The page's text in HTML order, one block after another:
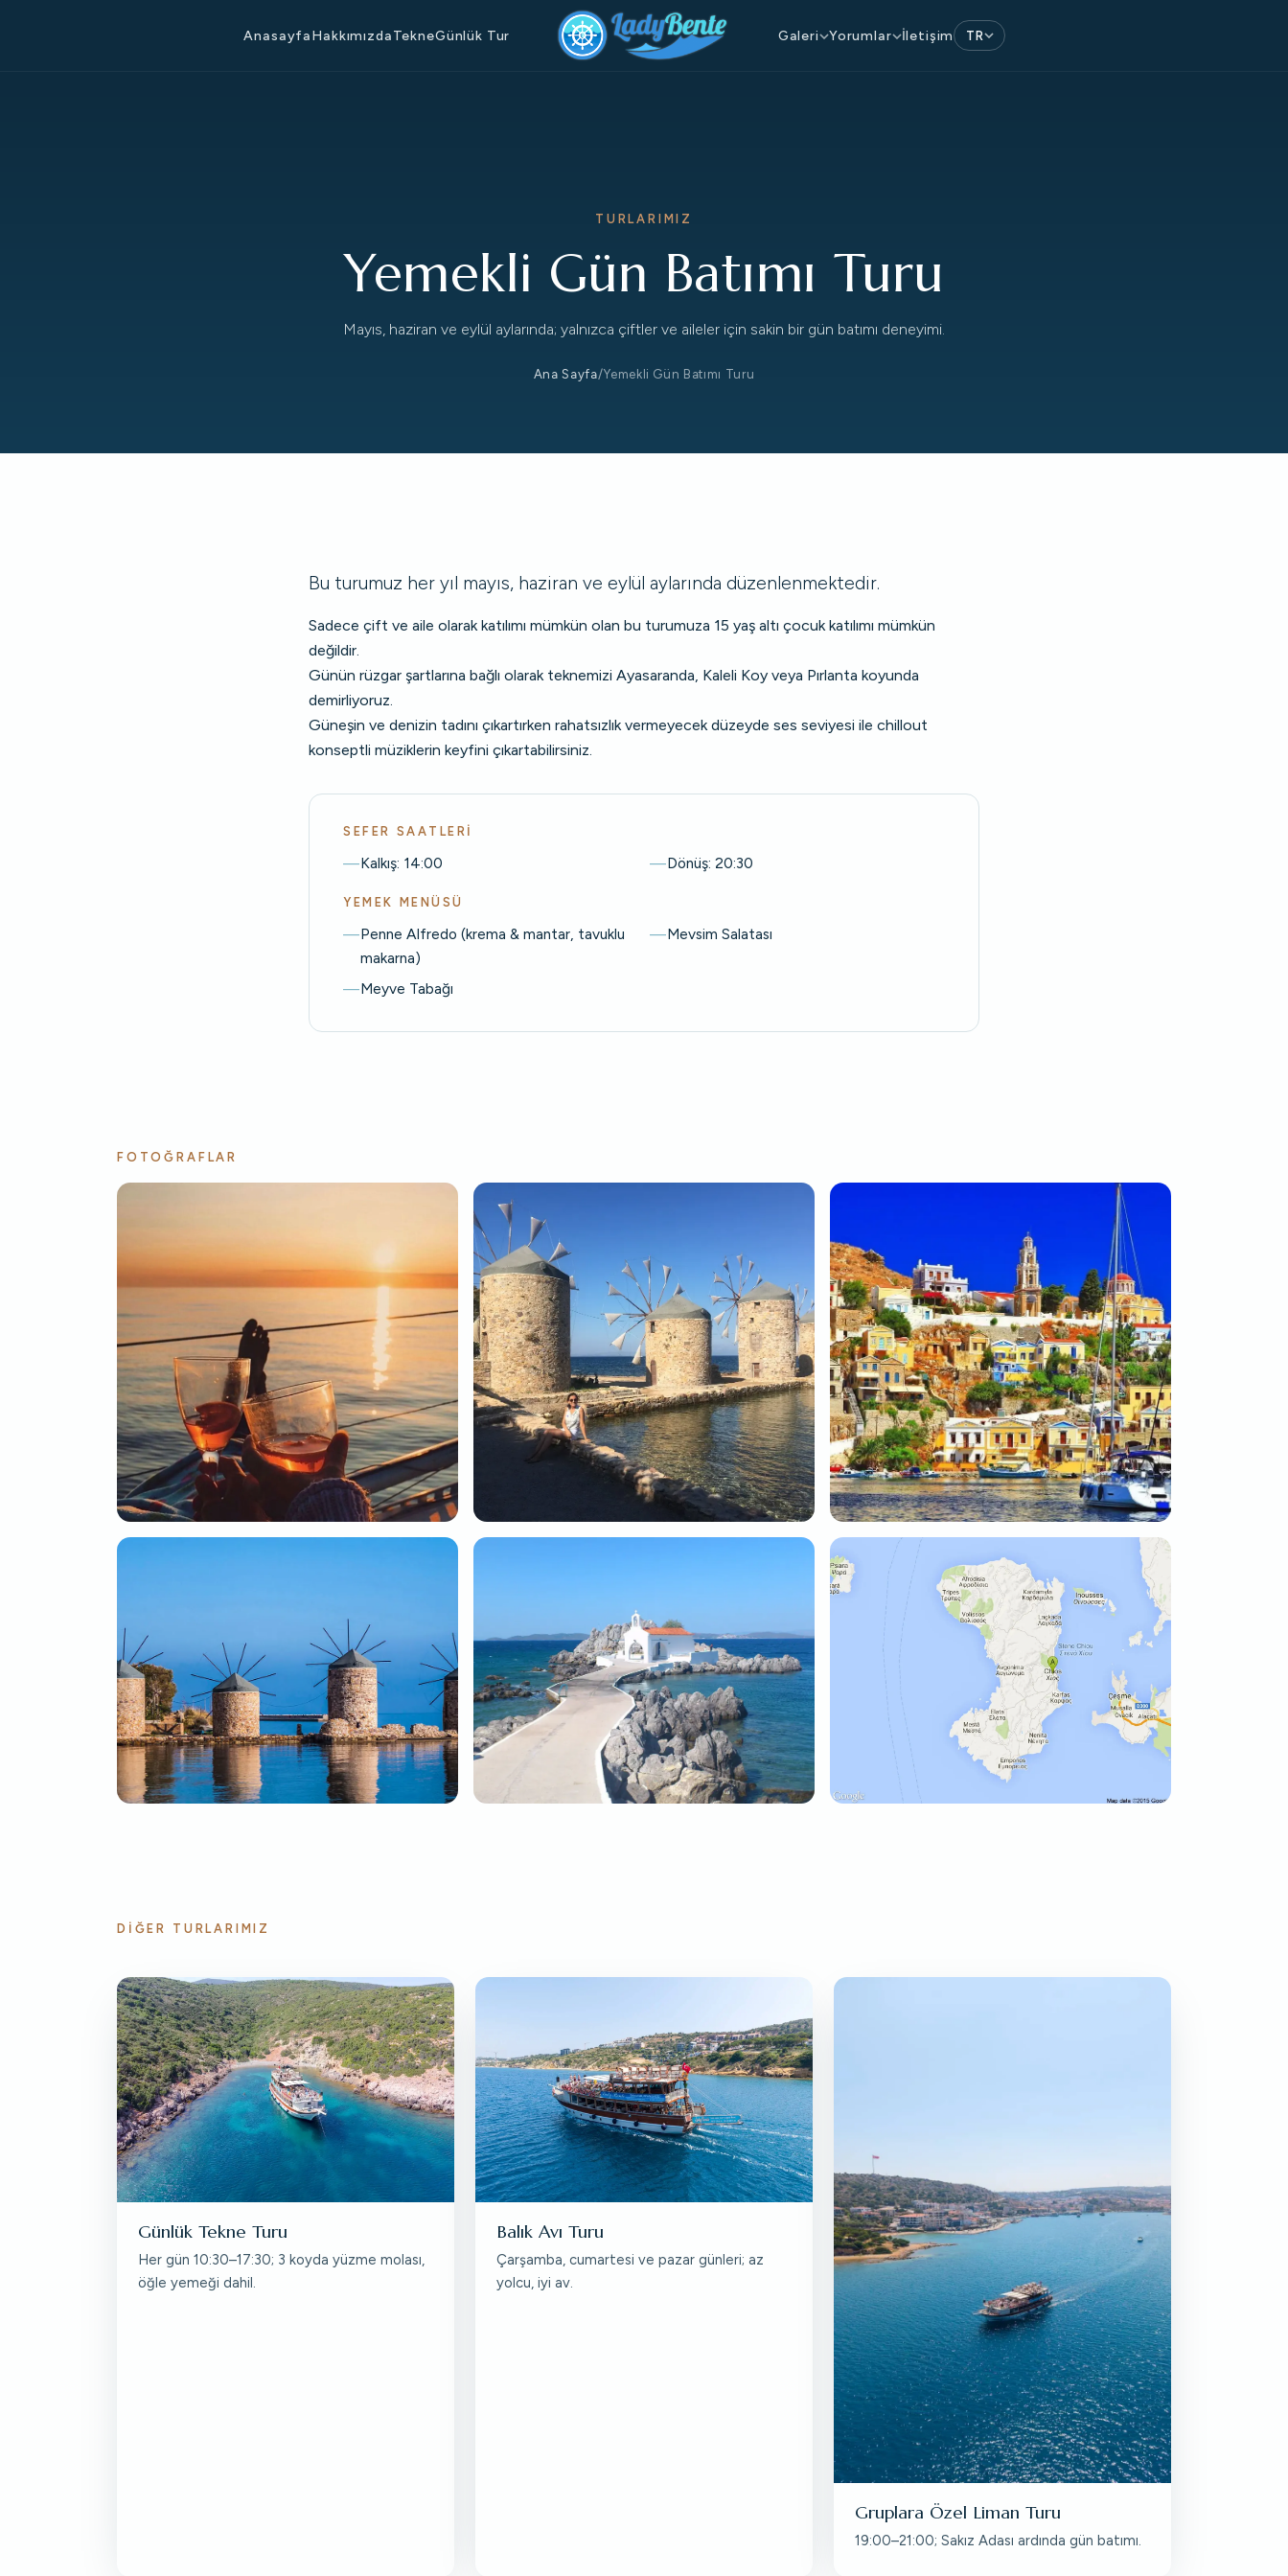
AnasayfaHakkımızdaTekneGünlük Tur Galeri Yorumlar İletişim TR
TURLARIMIZ
Yemekli Gün Batımı Turu
Mayıs, haziran ve eylül aylarında; yalnızca çiftler ve aileler için sakin bir gün batımı deneyimi.
Ana Sayfa/Yemekli Gün Batımı Turu
Bu turumuz her yıl mayıs, haziran ve eylül aylarında düzenlenmektedir.
Sadece çift ve aile olarak katılımı mümkün olan bu turumuza 15 yaş altı çocuk katılımı mümkün
değildir.
Günün rüzgar şartlarına bağlı olarak teknemizi Ayasaranda, Kaleli Koy veya Pırlanta koyunda
demirliyoruz.
Güneşin ve denizin tadını çıkartırken rahatsızlık vermeyecek düzeyde ses seviyesi ile chillout
konseptli müziklerin keyfini çıkartabilirsiniz.
SEFER SAATLERI
Kalkış: 14:00 Dönüş: 20:30
YEMEK MENÜSÜ
Penne Alfredo (krema & mantar, tavuklu
makarna)
Mevsim Salatası
Meyve Tabağı
FOTOĞRAFLAR
DIĞER TURLARIMIZ
Günlük Tekne Turu
Her gün 10:30–17:30; 3 koyda yüzme molası,
öğle yemeği dahil.
Balık Avı Turu
Çarşamba, cumartesi ve pazar günleri; az
yolcu, iyi av.
Gruplara Özel Liman Turu
19:00–21:00; Sakız Adası ardında gün batımı.